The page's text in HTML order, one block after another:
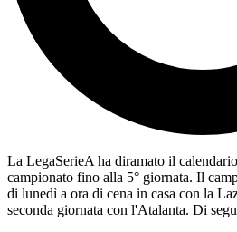
La LegaSerieA ha diramato il
campionato fino alla 5° giornata. Il
di lunedì a ora di cena in casa con la
seconda giornata con l'Atalanta. Di